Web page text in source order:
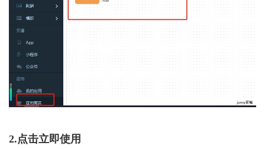
2.点击立即使用